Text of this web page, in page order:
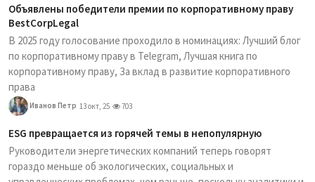
Объявлены победители премии по корпоративному праву
BestCorpLegal
В 2025 году голосование проходило в номинациях: Лучший блог
по корпоративному праву в Telegram, Лучшая книга по
корпоративному праву, За вклад в развитие корпоративного
права
Иванов Петр 13 окт, 25 703
ESG превращается из горячей темы в непопулярную
Руководители энергетических компаний теперь говорят
гораздо меньше об экологических, социальных и